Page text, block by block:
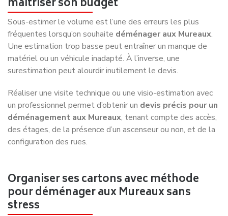
maîtriser son budget
Sous-estimer le volume est l’une des erreurs les plus
fréquentes lorsqu’on souhaite déménager aux Mureaux.
Une estimation trop basse peut entraîner un manque de
matériel ou un véhicule inadapté. À l’inverse, une
surestimation peut alourdir inutilement le devis.
Réaliser une visite technique ou une visio-estimation avec
un professionnel permet d’obtenir un devis précis pour un
déménagement aux Mureaux, tenant compte des accès,
des étages, de la présence d’un ascenseur ou non, et de la
configuration des rues.
Organiser ses cartons avec méthode
pour déménager aux Mureaux sans
stress